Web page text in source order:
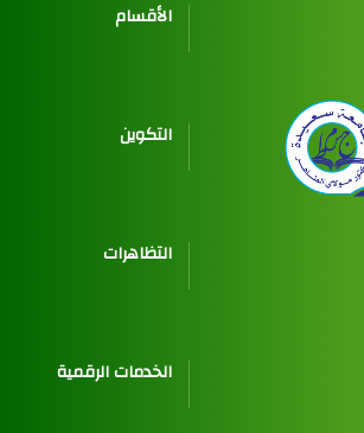
الأقسام
التكوين
التظاهرات
الخدمات الرقمية